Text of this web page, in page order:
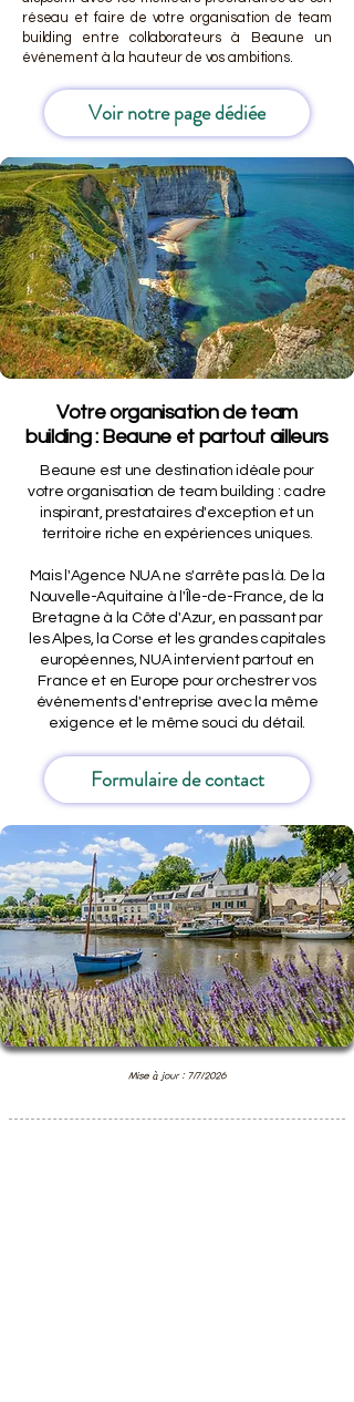
réseau et faire de votre organisation de team
building entre collaborateurs à Beaune un
événement à la hauteur de vos ambitions.
Voir notre page dédiée
Votre organisation de team
building : Beaune et partout ailleurs
Beaune est une destination idéale pour
votre organisation de team building : cadre
inspirant, prestataires d'exception et un
territoire riche en expériences uniques.
Mais l'Agence NUA ne s'arrête pas là. De la
Nouvelle-Aquitaine à l'Île-de-France, de la
Bretagne à la Côte d'Azur, en passant par
les Alpes, la Corse et les grandes capitales
européennes, NUA intervient partout en
France et en Europe pour orchestrer vos
événements d'entreprise avec la même
exigence et le même souci du détail.
Formulaire de contact
Mise à jour : 7/7/2026